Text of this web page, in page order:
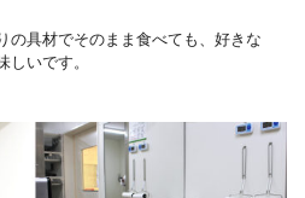
の具材でそのまま食べても、好きな
しいです。